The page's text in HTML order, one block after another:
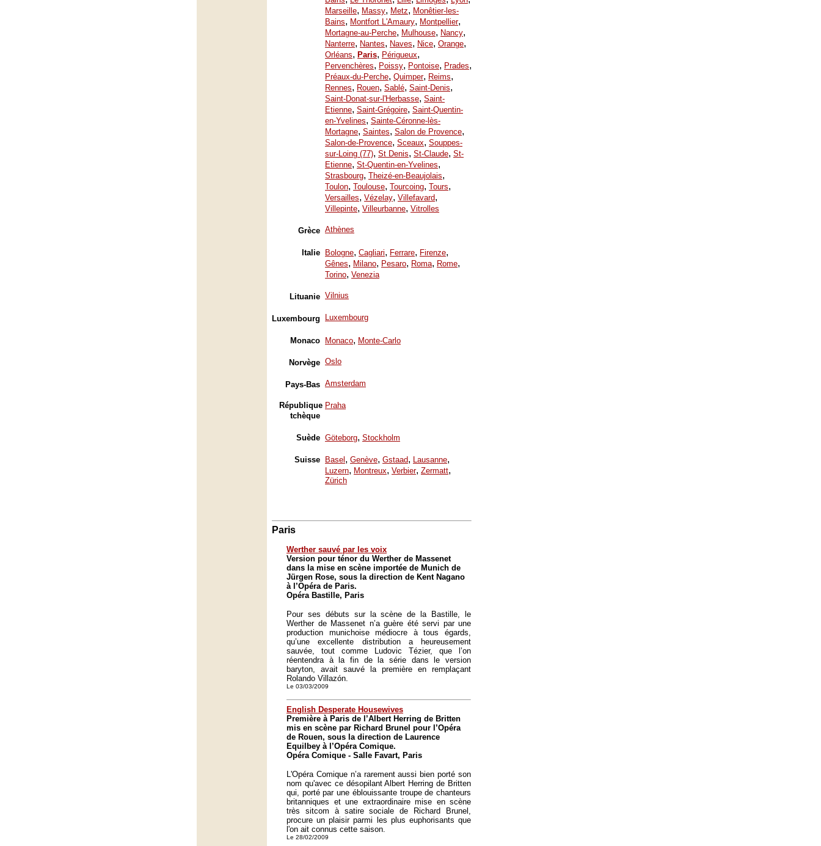
Marseille, Massy, Metz, Monêtier-les-
Bains, Montfort L'Amaury, Montpellier,
Mortagne-au-Perche, Mulhouse, Nancy,
Nanterre, Nantes, Naves, Nice, Orange,
Orléans, Paris, Périgueux,
Pervenchères, Poissy, Pontoise, Prades,
Préaux-du-Perche, Quimper, Reims,
Rennes, Rouen, Sablé, Saint-Denis,
Saint-Donat-sur-l'Herbasse, Saint-
Etienne, Saint-Grégoire, Saint-Quentin-
en-Yvelines, Sainte-Céronne-lès-
Mortagne, Saintes, Salon de Provence,
Salon-de-Provence, Sceaux, Souppes-
sur-Loing (77), St Denis, St-Claude, St-
Etienne, St-Quentin-en-Yvelines,
Strasbourg, Theizé-en-Beaujolais,
Toulon, Toulouse, Tourcoing, Tours,
Versailles, Vézelay, Villefavard,
Villepinte, Villeurbanne, Vitrolles
Grèce Athènes
Italie Bologne, Cagliari, Ferrare, Firenze,
Gênes, Milano, Pesaro, Roma, Rome,
Torino, Venezia
Lituanie Vilnius
Luxembourg Luxembourg
Monaco Monaco, Monte-Carlo
Norvège Oslo
Pays-Bas Amsterdam
République
tchèque
Praha
Suède Göteborg, Stockholm
Suisse Basel , Genève, Gstaad, Lausanne,
Luzern, Montreux, Verbier, Zermatt,
Zürich
Paris
Werther sauvé par les voix
Version pour ténor du Werther de Massenet
dans la mise en scène importée de Munich de
Jürgen Rose, sous la direction de Kent Nagano
à l’Opéra de Paris.
Opéra Bastille, Paris
Pour ses débuts sur la scène de la Bastille, le
Werther de Massenet n’a guère été servi par une
production munichoise médiocre à tous égards,
qu’une excellente distribution a heureusement
sauvée, tout comme Ludovic Tézier, que l’on
réentendra à la fin de la série dans le version
baryton, avait sauvé la première en remplaçant
Rolando Villazón.
Le 03/03/2009
English Desperate Housewives
Première à Paris de l’Albert Herring de Britten
mis en scène par Richard Brunel pour l’Opéra
de Rouen, sous la direction de Laurence
Equilbey à l’Opéra Comique.
Opéra Comique - Salle Favart, Paris
L'Opéra Comique n’a rarement aussi bien porté son
nom qu'avec ce désopilant Albert Herring de Britten
qui, porté par une éblouissante troupe de chanteurs
britanniques et une extraordinaire mise en scène
très sitcom à satire sociale de Richard Brunel,
procure un plaisir parmi les plus euphorisants que
l'on ait connus cette saison.
Le 28/02/2009